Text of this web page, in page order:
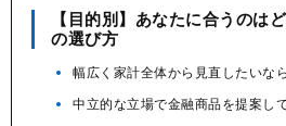
【目的別】あなたに合うのは
の選び方
幅広く家計全体から見直したいな
中立的な立場で金融商品を提案し